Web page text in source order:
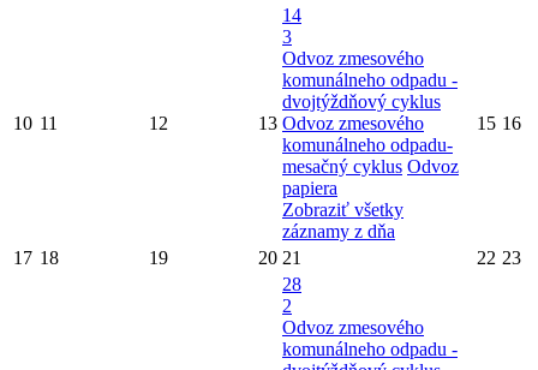
10 11 12 13
14
3
Odvoz zmesového
komunálneho odpadu -
dvojtýždňový cyklus
Odvoz zmesového
komunálneho odpadu-
mesačný cyklus Odvoz
papiera
Zobraziť všetky
záznamy z dňa
15 16
17 18 19 20 21 22 23
28
2
Odvoz zmesového
komunálneho odpadu -